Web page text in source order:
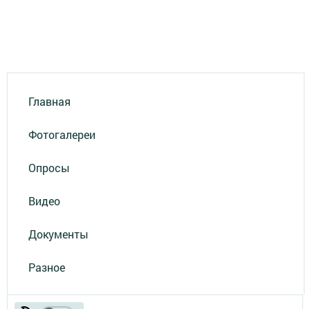
Главная
Фотогалереи
Опросы
Видео
Документы
Разное